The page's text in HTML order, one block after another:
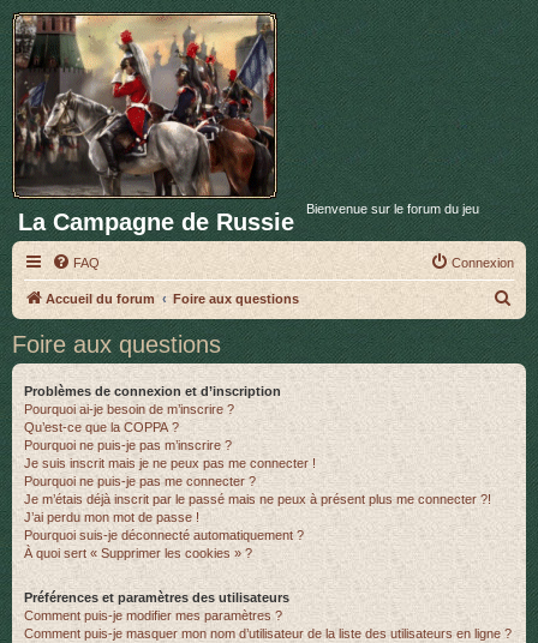
La Campagne de Russie Bienvenue sur le forum du jeu
FAQ Connexion
Accueil du forum Foire aux questions
e
c
h
r
c
h
e
Foire aux questions
Problèmes de connexion et d’inscription
Pourquoi ai-je besoin de m’inscrire ?
Qu’est-ce que la COPPA ?
Pourquoi ne puis-je pas m’inscrire ?
Je suis inscrit mais je ne peux pas me connecter !
Pourquoi ne puis-je pas me connecter ?
Je m’étais déjà inscrit par le passé mais ne peux à présent plus me connecter ?!
J’ai perdu mon mot de passe !
Pourquoi suis-je déconnecté automatiquement ?
À quoi sert « Supprimer les cookies » ?
Préférences et paramètres des utilisateurs
Comment puis-je modifier mes paramètres ?
Comment puis-je masquer mon nom d’utilisateur de la liste des utilisateurs en ligne ?